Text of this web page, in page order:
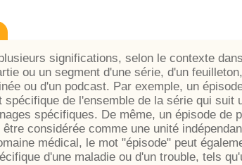
significations, selon le contexte
ou un segment d'une série, d'un
ou d'un podcast. Par exemple, un
spécifique de l'ensemble de la série qui suit
spécifiques. De même, un épisode de
considérée comme une unité
médical, le mot "épisode" peut
d'une maladie ou d'un trouble, tels